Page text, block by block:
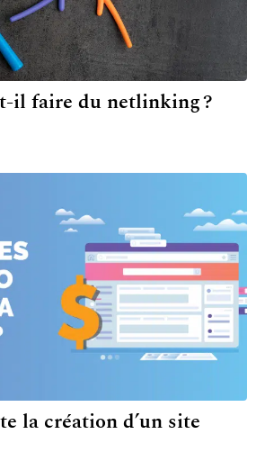
il faire du netlinking ?
la création d’un site